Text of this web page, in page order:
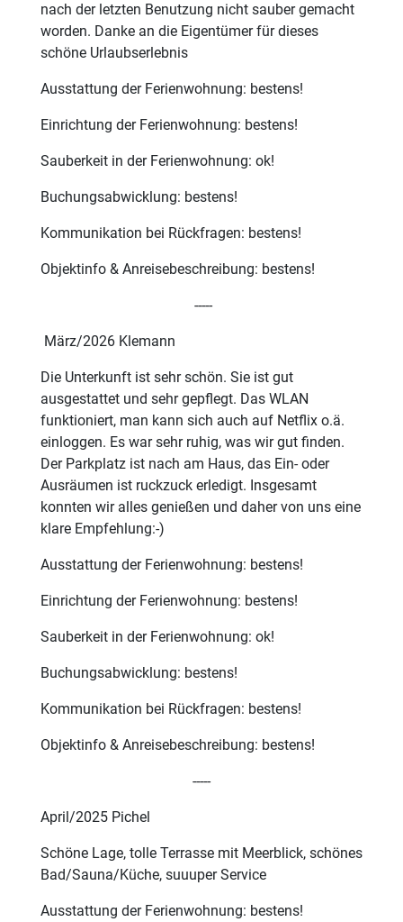
nach der letzten Benutzung nicht sauber gemacht
worden. Danke an die Eigentümer für dieses
schöne Urlaubserlebnis
Ausstattung der Ferienwohnung: bestens!
Einrichtung der Ferienwohnung: bestens!
Sauberkeit in der Ferienwohnung: ok!
Buchungsabwicklung: bestens!
Kommunikation bei Rückfragen: bestens!
Objektinfo & Anreisebeschreibung: bestens!
-----
März/2026 Klemann
Die Unterkunft ist sehr schön. Sie ist gut
ausgestattet und sehr gepflegt. Das WLAN
funktioniert, man kann sich auch auf Netflix o.ä.
einloggen. Es war sehr ruhig, was wir gut finden.
Der Parkplatz ist nach am Haus, das Ein- oder
Ausräumen ist ruckzuck erledigt. Insgesamt
konnten wir alles genießen und daher von uns eine
klare Empfehlung:-)
Ausstattung der Ferienwohnung: bestens!
Einrichtung der Ferienwohnung: bestens!
Sauberkeit in der Ferienwohnung: ok!
Buchungsabwicklung: bestens!
Kommunikation bei Rückfragen: bestens!
Objektinfo & Anreisebeschreibung: bestens!
-----
April/2025 Pichel
Schöne Lage, tolle Terrasse mit Meerblick, schönes
Bad/Sauna/Küche, suuuper Service
Ausstattung der Ferienwohnung: bestens!